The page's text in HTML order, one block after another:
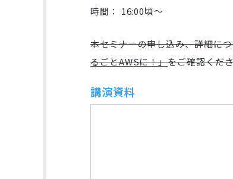
時間： 16:00頃～
本セミナーの申し込み、詳細に
るごとAWSに！」をご確認くだ
講演資料